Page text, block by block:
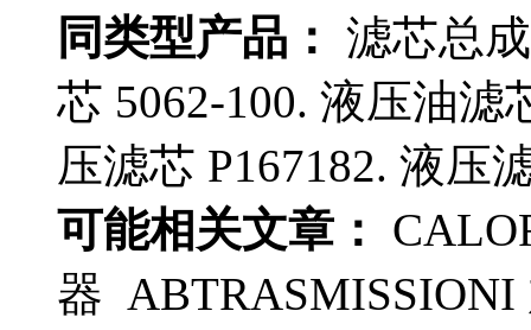
同类型产品： 滤芯总
芯 5062-100. 液压油滤
压滤芯 P167182. 液压
可能相关文章：
器